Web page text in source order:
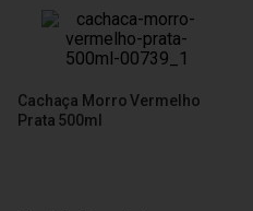
Cachaça Morro Vermelho
Prata 500ml